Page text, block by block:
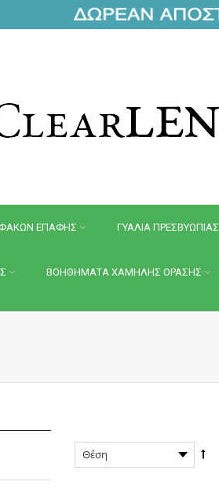
ΕΠΑΦΗΣ ΓΥΑΛΙΑ ΠΡΕΣΒΥΩΠΙΑΣ
ΒΟΗΘΗΜΑΤΑ ΧΑΜΗΛΗΣ ΟΡΑΣΗΣ